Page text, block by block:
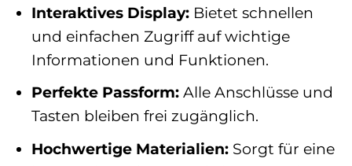
Interaktives Display: Bietet schnellen
und einfachen Zugriff auf wichtige
Informationen und Funktionen.
Perfekte Passform: Alle Anschlüsse und
Tasten bleiben frei zugänglich.
Hochwertige Materialien: Sorgt für eine